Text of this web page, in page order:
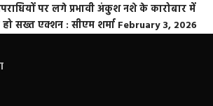
पर लगे प्रभावी अंकुश नशे के कारोबार में
हो सख्त एक्शन : सीएम शर्मा February 3, 2026